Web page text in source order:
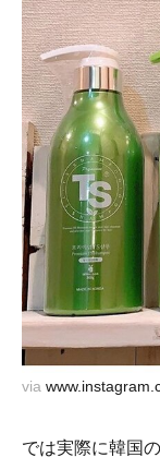
via
では実際に韓国